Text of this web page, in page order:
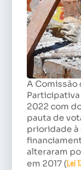
A Comissão
2022 com
pauta de
prioridade à
alteraram
em 2017 (Lei